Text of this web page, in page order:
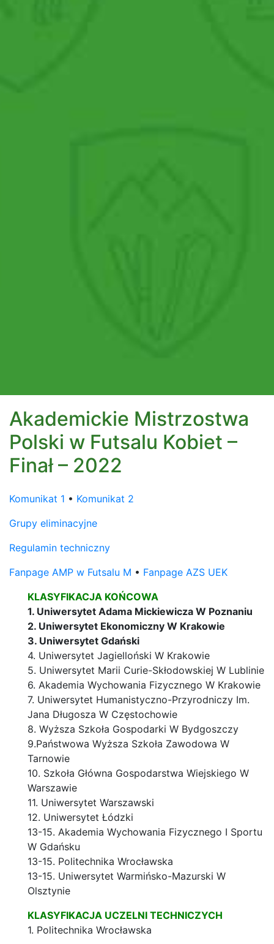
Akademickie Mistrzostwa
Polski w Futsalu Kobiet –
Finał – 2022
Komunikat 1 • Komunikat 2
Grupy eliminacyjne
Regulamin techniczny
Fanpage AMP w Futsalu M • Fanpage AZS UEK
KLASYFIKACJA KOŃCOWA
1. Uniwersytet Adama Mickiewicza W Poznaniu
2. Uniwersytet Ekonomiczny W Krakowie
3. Uniwersytet Gdański
4. Uniwersytet Jagielloński W Krakowie
5. Uniwersytet Marii Curie-Skłodowskiej W Lublinie
6. Akademia Wychowania Fizycznego W Krakowie
7. Uniwersytet Humanistyczno-Przyrodniczy Im.
Jana Długosza W Częstochowie
8. Wyższa Szkoła Gospodarki W Bydgoszczy
9.Państwowa Wyższa Szkoła Zawodowa W
Tarnowie
10. Szkoła Główna Gospodarstwa Wiejskiego W
Warszawie
11. Uniwersytet Warszawski
12. Uniwersytet Łódzki
13-15. Akademia Wychowania Fizycznego I Sportu
W Gdańsku
13-15. Politechnika Wrocławska
13-15. Uniwersytet Warmińsko-Mazurski W
Olsztynie
KLASYFIKACJA UCZELNI TECHNICZYCH
1. Politechnika Wrocławska